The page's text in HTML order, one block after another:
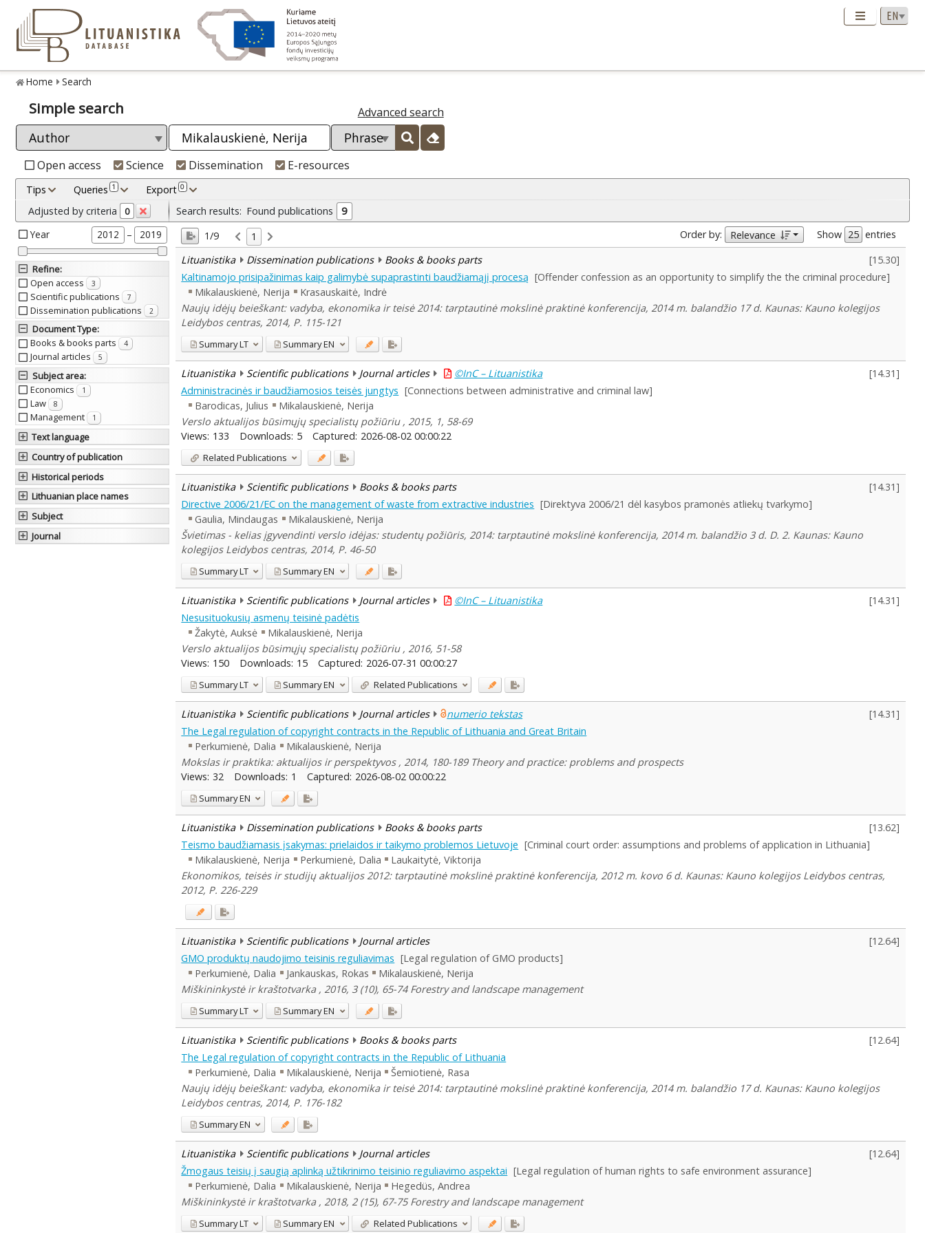
Home Search
Simple search Advanced search
Open access Science Dissemination E-resources
Tips Queries 1 Export 0
Adjusted by criteria 0
Year 2012 – 2019
Refine:
Open access
3
Scientific publications 7
Dissemination publications 2
Document Type:
Books & books parts
4
Journal articles 5
Subject area:
Economics
1
Law 8
Management 1
Text language
Country of publication
Historical periods
Lithuanian place names
Subject
Journal
Search results: Found publications
9
1/9
1 Order by: Relevance Show
entries
Lituanistika
Dissemination publications Books & books parts [15.30]
Kaltinamojo prisipažinimas kaip galimybė supaprastinti baudžiamąjį procesą [Offender confession as an opportunity to simplify the the criminal procedure]
Mikalauskienė, Nerija
Krasauskaitė, Indrė
Naujų idėjų beieškant: vadyba, ekonomika ir teisė 2014: tarptautinė mokslinė praktinė konferencija, 2014 m. balandžio 17 d. Kaunas: Kauno kolegijos
Leidybos centras, 2014, P. 115-121
SummaryLT SummaryEN
Lituanistika Scientific publications Journal articles ©InC – Lituanistika [14.31]
Administracinės ir baudžiamosios teisės jungtys [Connections between administrative and criminal law]
Barodicas, Julius
Mikalauskienė, Nerija
Verslo aktualijos būsimųjų specialistų požiūriu , 2015, 1, 58-69
Views: 133 Downloads: 5 Captured: 2026-08-02 00:00:22
Related Publications
Lituanistika Scientific publications Books & books parts [14.31]
Directive 2006/21/EC on the management of waste from extractive industries [Direktyva 2006/21 dėl kasybos pramonės atliekų tvarkymo]
Gaulia, Mindaugas
Mikalauskienė, Nerija
Švietimas - kelias įgyvendinti verslo idėjas: studentų požiūris, 2014: tarptautinė mokslinė konferencija, 2014 m. balandžio 3 d. D. 2. Kaunas: Kauno
kolegijos Leidybos centras, 2014, P. 46-50
SummaryLT SummaryEN
Lituanistika Scientific publications Journal articles ©InC – Lituanistika [14.31]
Nesusituokusių asmenų teisinė padėtis
Žakytė, Auksė
Mikalauskienė, Nerija
Verslo aktualijos būsimųjų specialistų požiūriu , 2016, 51-58
Views: 150 Downloads: 15 Captured: 2026-07-31 00:00:27
SummaryLT SummaryEN Related Publications
Lituanistika Scientific publications Journal articles numerio tekstas [14.31]
The Legal regulation of copyright contracts in the Republic of Lithuania and Great Britain
Perkumienė, Dalia
Mikalauskienė, Nerija
Mokslas ir praktika: aktualijos ir perspektyvos , 2014, 180-189 Theory and practice: problems and prospects
Views: 32 Downloads: 1 Captured: 2026-08-02 00:00:22
SummaryEN
Lituanistika Dissemination publications Books & books parts [13.62]
Teismo baudžiamasis įsakymas: prielaidos ir taikymo problemos Lietuvoje [Criminal court order: assumptions and problems of application in Lithuania]
Mikalauskienė, Nerija
Perkumienė, Dalia
Laukaitytė, Viktorija
Ekonomikos, teisės ir studijų aktualijos 2012: tarptautinė mokslinė praktinė konferencija, 2012 m. kovo 6 d. Kaunas: Kauno kolegijos Leidybos centras,
2012, P. 226-229
Lituanistika Scientific publications Journal articles [12.64]
GMO produktų naudojimo teisinis reguliavimas [Legal regulation of GMO products]
Perkumienė, Dalia
Jankauskas, Rokas
Mikalauskienė, Nerija
Miškininkystė ir kraštotvarka , 2016, 3 (10), 65-74 Forestry and landscape management
SummaryLT SummaryEN
Lituanistika Scientific publications Books & books parts [12.64]
The Legal regulation of copyright contracts in the Republic of Lithuania
Perkumienė, Dalia
Mikalauskienė, Nerija
Šemiotienė, Rasa
Naujų idėjų beieškant: vadyba, ekonomika ir teisė 2014: tarptautinė mokslinė praktinė konferencija, 2014 m. balandžio 17 d. Kaunas: Kauno kolegijos
Leidybos centras, 2014, P. 176-182
SummaryEN
Lituanistika Scientific publications Journal articles [12.64]
Žmogaus teisių į saugią aplinką užtikrinimo teisinio reguliavimo aspektai [Legal regulation of human rights to safe environment assurance]
Perkumienė, Dalia
Mikalauskienė, Nerija
Hegedüs, Andrea
Miškininkystė ir kraštotvarka , 2018, 2 (15), 67-75 Forestry and landscape management
SummaryLT SummaryEN Related Publications